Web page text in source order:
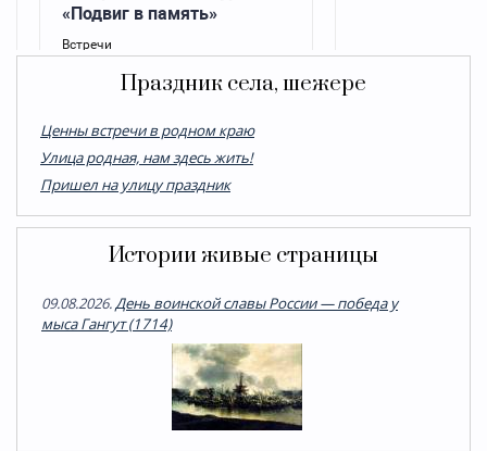
Праздник села, шежере
Ценны встречи в родном краю
Улица родная, нам здесь жить!
Пришел на улицу праздник
Истории живые страницы
09.08.2026.День воинской славы России — победа у
мыса Гангут (1714)